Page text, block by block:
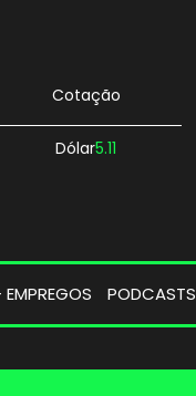
Cotação
Dólar5.11
PODCASTS